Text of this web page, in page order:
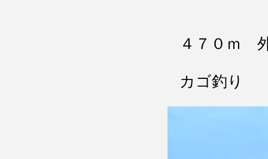
４７０ｍ
カゴ釣り